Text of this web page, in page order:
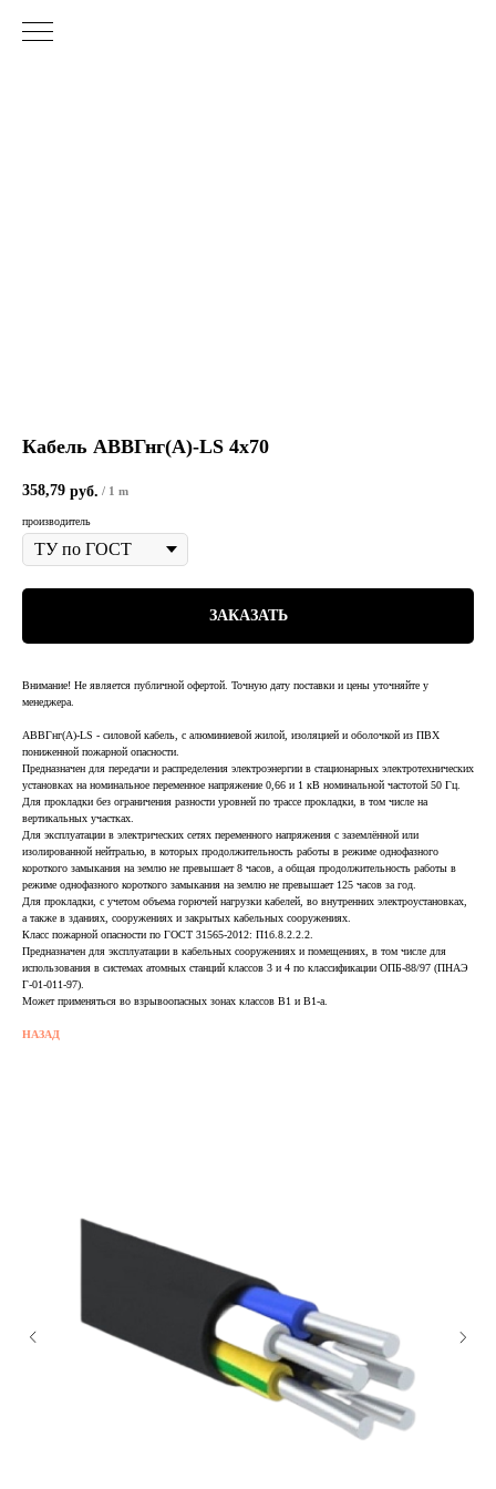
Кабель АВВГнг(А)-LS 4х70
358,79 руб. / 1 m
производитель
ЗАКАЗАТЬ
Внимание! Не является публичной офертой. Точную дату поставки и цены уточняйте у
менеджера.
АВВГнг(А)-LS - силовой кабель, с алюминиевой жилой, изоляцией и оболочкой из ПВХ
пониженной пожарной опасности.
Предназначен для передачи и распределения электроэнергии в стационарных электротехнических
установках на номинальное переменное напряжение 0,66 и 1 кВ номинальной частотой 50 Гц.
Для прокладки без ограничения разности уровней по трассе прокладки, в том числе на
вертикальных участках.
Для эксплуатации в электрических сетях переменного напряжения с заземлённой или
изолированной нейтралью, в которых продолжительность работы в режиме однофазного
короткого замыкания на землю не превышает 8 часов, а общая продолжительность работы в
режиме однофазного короткого замыкания на землю не превышает 125 часов за год.
Для прокладки, с учетом объема горючей нагрузки кабелей, во внутренних электроустановках,
а также в зданиях, сооружениях и закрытых кабельных сооружениях.
Класс пожарной опасности по ГОСТ 31565-2012: П1б.8.2.2.2.
Предназначен для эксплуатации в кабельных сооружениях и помещениях, в том числе для
использования в системах атомных станций классов 3 и 4 по классификации ОПБ-88/97 (ПНАЭ
Г-01-011-97).
Может применяться во взрывоопасных зонах классов В1 и В1-а.
НАЗАД